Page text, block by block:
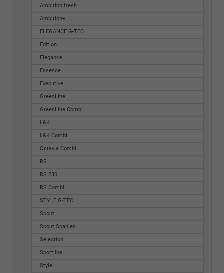
Ambition fresh
Ambition+
ELEGANCE G-TEC
Edition
Elegance
Essence
Executive
GreenLine
GreenLine Combi
L&K
L&K Combi
Octavia Combi
RS
RS 230
RS Combi
STYLE G-TEC
Scout
Scout Spanien
Selection
Sportline
Style